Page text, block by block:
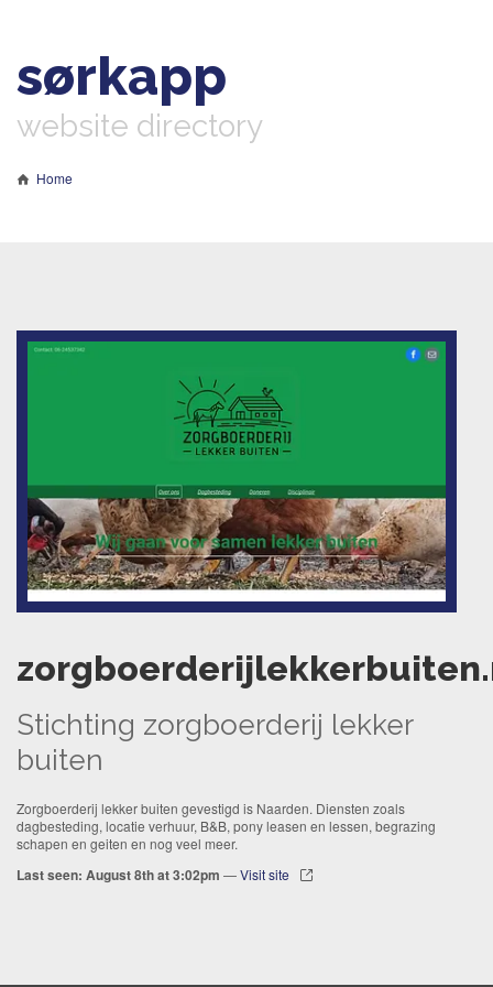
sørkapp
website directory
Home
Stichting zorgboerderij lekker
buiten
Zorgboerderij lekker buiten gevestigd is Naarden. Diensten zoals
dagbesteding, locatie verhuur, B&B, pony leasen en lessen, begrazing
schapen en geiten en nog veel meer.
Last seen: August 8th at 3:02pm —Visit site